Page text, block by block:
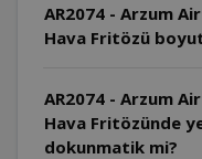
AR2074 - Arzum
Hava Fritözü
AR2074 - Arzum
Hava Fritözünde
dokunmatik mi?